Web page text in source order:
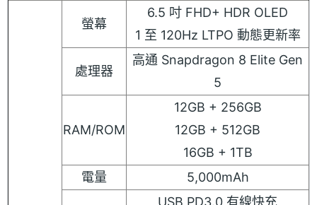
螢幕
6.5 吋 FHD+ HDR OLED
1 至 120Hz LTPO 動態更新率
處理器
高通 Snapdragon 8 Elite Gen
5
RAM/ROM
12GB + 256GB
12GB + 512GB
16GB + 1TB
電量
5,000mAh
USB PD3.0 有線快充